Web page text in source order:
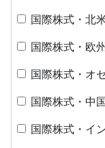
国際株式・北
国際株式・欧
国際株式・オ
国際株式・中
国際株式・イ